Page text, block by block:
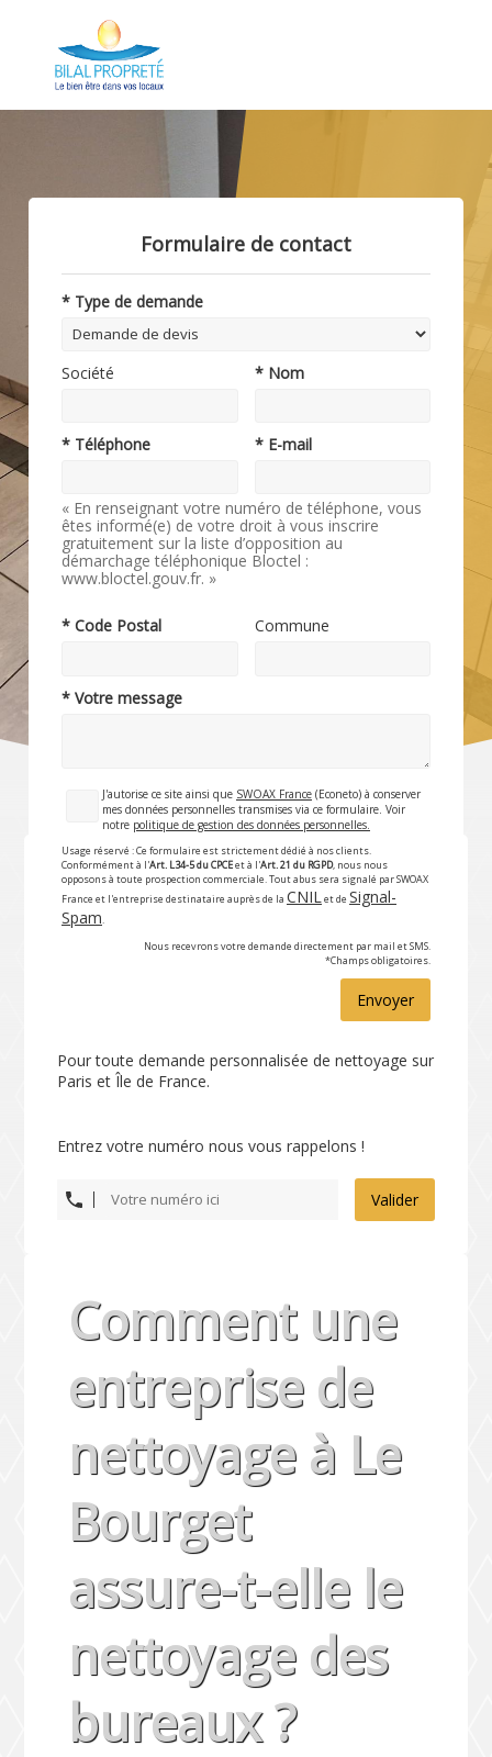
Formulaire de contact
* Type de demande
Société * Nom
* Téléphone * E-mail
« En renseignant votre numéro de téléphone, vous
êtes informé(e) de votre droit à vous inscrire
gratuitement sur la liste d’opposition au
démarchage téléphonique Bloctel :
www.bloctel.gouv.fr. »
* Code Postal Commune
* Votre message
J'autorise ce site ainsi que SWOAX France (Econeto) à conserver
mes données personnelles transmises via ce formulaire. Voir
notre politique de gestion des données personnelles.
Usage réservé : Ce formulaire est strictement dédié à nos clients.
Conformément à l'Art. L34-5 du CPCEet à l'Art. 21 du RGPD, nous nous
opposons à toute prospection commerciale. Tout abus sera signalé par SWOAX
France et l'entreprise destinataire auprès de la CNILet de Signal-
Spam.
Nous recevrons votre demande directement par mail et SMS.
*Champs obligatoires.
Envoyer
Pour toute demande personnalisée de nettoyage sur
Paris et Île de France.
Entrez votre numéro nous vous rappelons !
Valider
Comment une
entreprise de
nettoyage à Le
Bourget
assure-t-elle le
nettoyage des
bureaux ?